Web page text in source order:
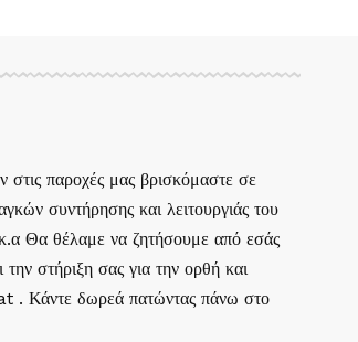
παροχές μας βρισκόμαστε σε
συντήρησης και λειτουργιάς του
Θα θέλαμε να ζητήσουμε από εσάς
στήριξη σας για την ορθή και
. Κάντε δωρεά πατώντας πάνω στο